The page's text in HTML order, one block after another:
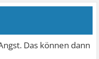
Das können dann